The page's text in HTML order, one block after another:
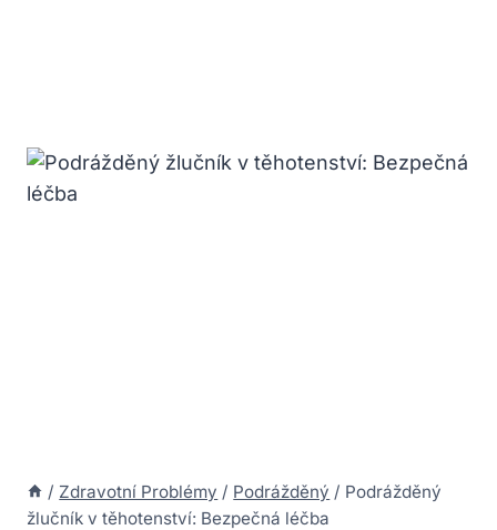
/ Zdravotní Problémy / Podrážděný / Podrážděný
žlučník v těhotenství: Bezpečná léčba